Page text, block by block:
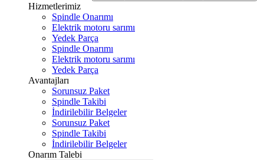
Hizmetlerimiz
Spindle Onarımı
Elektrik motoru sarımı
Yedek Parça
Spindle Onarımı
Elektrik motoru sarımı
Yedek Parça
Avantajları
Sorunsuz Paket
Spindle Takibi
İndirilebilir Belgeler
Sorunsuz Paket
Spindle Takibi
İndirilebilir Belgeler
Onarım Talebi